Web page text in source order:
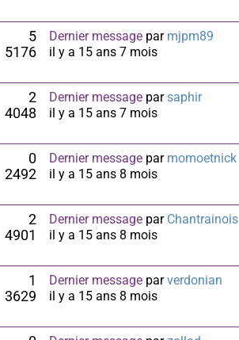
5
5176
Dernier message par mjpm89
il y a 15 ans 7 mois
2
4048
Dernier message parsaphir
il y a 15 ans 7 mois
0
2492
Dernier message par momoetnick
il y a 15 ans 8 mois
2
4901
Dernier message par Chantrainois
il y a 15 ans 8 mois
1
3629
Dernier message parverdonian
il y a 15 ans 8 mois